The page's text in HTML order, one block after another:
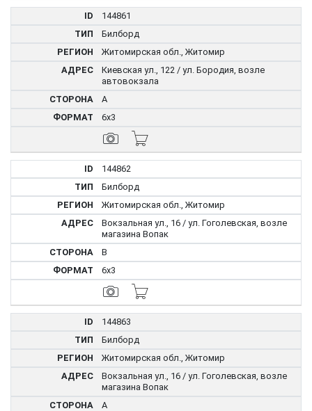
144861
Билборд
Житомирская обл., Житомир
Киевская ул., 122 / ул. Бородия, возле
автовокзала
A
6x3
144862
Билборд
Житомирская обл., Житомир
Вокзальная ул., 16 / ул. Гоголевская, возле
магазина Вопак
B
6x3
144863
Билборд
Житомирская обл., Житомир
Вокзальная ул., 16 / ул. Гоголевская, возле
магазина Вопак
A